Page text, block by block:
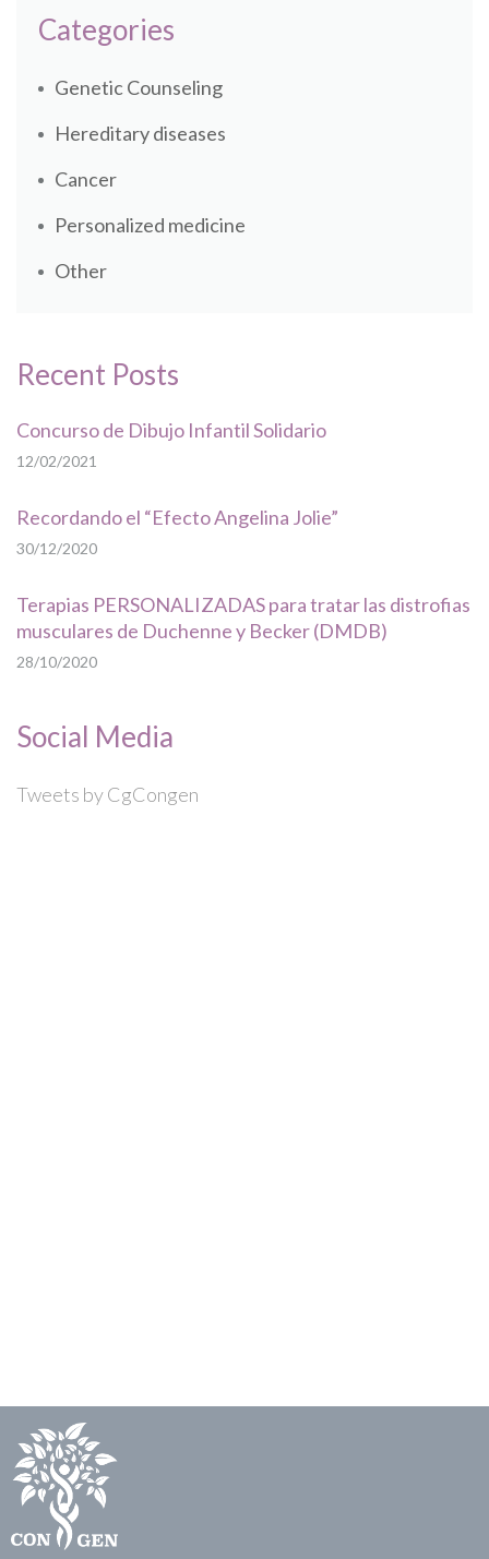
Categories
Genetic Counseling
Hereditary diseases
Cancer
Personalized medicine
Other
Recent Posts
Concurso de Dibujo Infantil Solidario
12/02/2021
Recordando el “Efecto Angelina Jolie”
30/12/2020
Terapias PERSONALIZADAS para tratar las distrofias
musculares de Duchenne y Becker (DMDB)
28/10/2020
Social Media
Tweets by CgCongen